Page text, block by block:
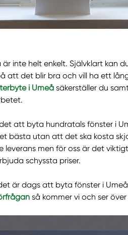
inte helt enkelt. Självklart kan
att det blir bra och vill ha ett
i Umeå säkerställer du
att byta hundratals fönster i
bästa utan att det ska kosta
leverans men för oss är det
schyssta priser.
är dags att byta fönster i
så kommer vi och ser